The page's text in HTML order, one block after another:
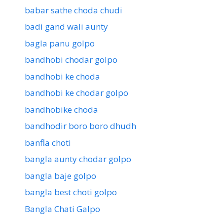
babar sathe choda chudi
badi gand wali aunty
bagla panu golpo
bandhobi chodar golpo
bandhobi ke choda
bandhobi ke chodar golpo
bandhobike choda
bandhodir boro boro dhudh
banfla choti
bangla aunty chodar golpo
bangla baje golpo
bangla best choti golpo
Bangla Chati Galpo